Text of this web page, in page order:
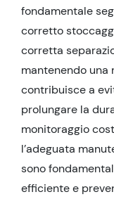
fondamentale
corretto
corretta
mantenendo una
contribuisce a
prolungare la
monitoraggio
l’adeguata
sono
efficiente e